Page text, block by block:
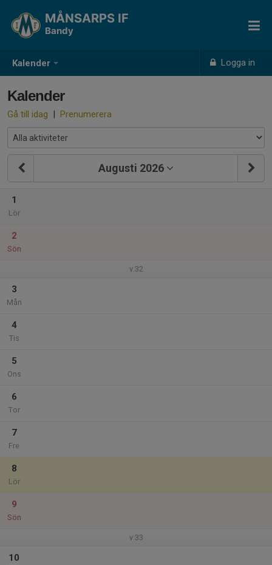
Kalender Logga in
MÅNSARPS IF
Bandy
Kalender
Gå till idag | Prenumerera
Augusti 2026
1
Lör
2
Sön
v.32
3
Mån
4
Tis
5
Ons
6
Tor
7
Fre
8
Lör
9
Sön
v.33
10